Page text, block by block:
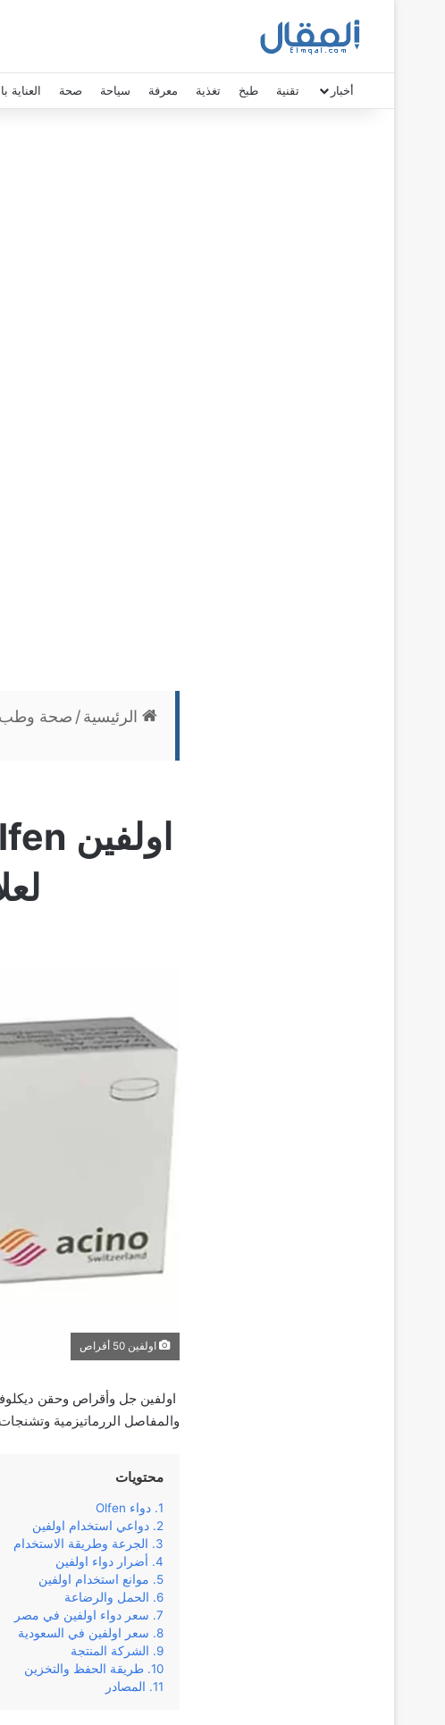
أخبار تقنية طبخ تغذية معرفة سياحة صحة العناية
الرئيسية / صحة وطب
اولفين 50 أقراص
اولفين جل وأقراص وحقن
والمفاصل الررماتيزمية
محتويات
دواء Olfen
دواعي استخدام اولفين
الجرعة وطريقة الاستخدام
أضرار دواء اولفين
موانع استخدام اولفين
الحمل والرضاعة
سعر دواء اولفين في مصر
سعر اولفين في السعودية
الشركة المنتجة
طريقة الحفظ والتخزين
المصادر